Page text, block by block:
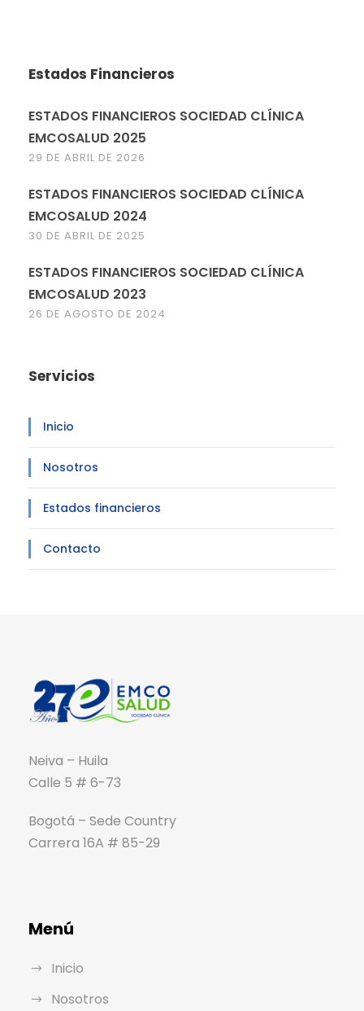
Estados Financieros
ESTADOS FINANCIEROS SOCIEDAD CLÍNICA
EMCOSALUD 2025
29 DE ABRIL DE 2026
ESTADOS FINANCIEROS SOCIEDAD CLÍNICA
EMCOSALUD 2024
30 DE ABRIL DE 2025
ESTADOS FINANCIEROS SOCIEDAD CLÍNICA
EMCOSALUD 2023
26 DE AGOSTO DE 2024
Servicios
Inicio
Nosotros
Estados financieros
Contacto
Neiva – Huila
Calle 5 # 6-73
Bogotá – Sede Country
Carrera 16A # 85-29
Menú
Inicio
Nosotros